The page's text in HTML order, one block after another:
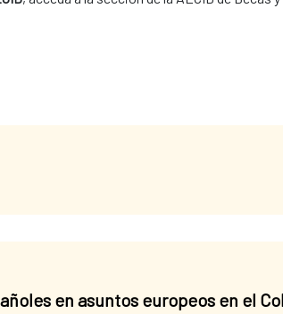
en asuntos europeos en el